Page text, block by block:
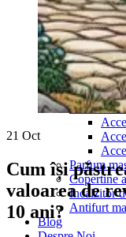
Portbagaj
Sub
Accesorii
Parfum
Copertine
Incalzitor
Antifurt
Blog
21 Oct
Cum își
valoarea de
10 ani?